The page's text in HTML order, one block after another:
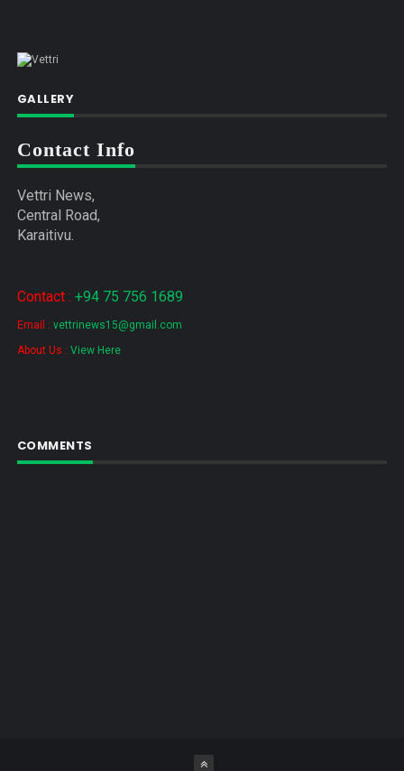
GALLERY
Contact Info
Vettri News,
Central Road,
Karaitivu.
Contact : +94 75 756 1689
Email : vettrinews15@gmail.com
About Us : View Here
COMMENTS